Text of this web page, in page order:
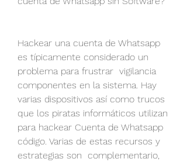
Hackear una cuenta de Whatsapp
es típicamente considerado un
problema para frustrar  vigilancia
componentes en la sistema. Hay
varias dispositivos así como trucos
que los piratas informáticos utilizan
para hackear Cuenta de Whatsapp
código. Varias de estas recursos y
estrategias son  complementario,